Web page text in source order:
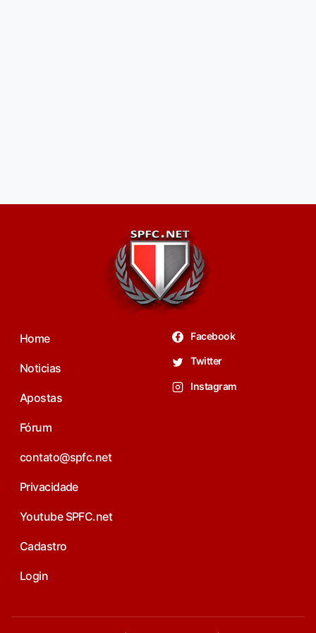
Home
Noticias
Apostas
Fórum
contato@spfc.net
Privacidade
Youtube SPFC.net
Cadastro
Login
Facebook
Twitter
Instagram